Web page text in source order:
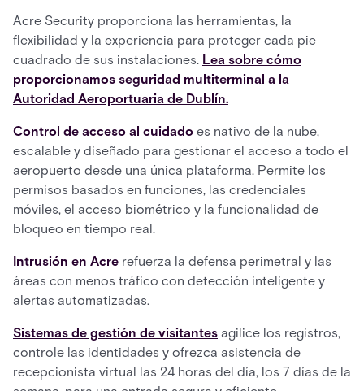
Acre Security proporciona las herramientas, la
flexibilidad y la experiencia para proteger cada pie
cuadrado de sus instalaciones. Lea sobre cómo
proporcionamos seguridad multiterminal a la
Autoridad Aeroportuaria de Dublín.
Control de acceso al cuidado es nativo de la nube,
escalable y diseñado para gestionar el acceso a todo el
aeropuerto desde una única plataforma. Permite los
permisos basados en funciones, las credenciales
móviles, el acceso biométrico y la funcionalidad de
bloqueo en tiempo real.
Intrusión en Acre refuerza la defensa perimetral y las
áreas con menos tráfico con detección inteligente y
alertas automatizadas.
Sistemas de gestión de visitantes agilice los registros,
controle las identidades y ofrezca asistencia de
recepcionista virtual las 24 horas del día, los 7 días de la